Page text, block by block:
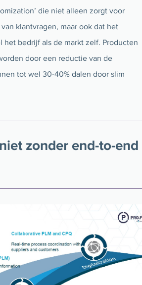
die niet alleen zorgt voor
klantvragen, maar ook dat het
bedrijf als de markt zelf. Producten
door een reductie van de
tot wel 30-40% dalen door slim
zonder end-to-end